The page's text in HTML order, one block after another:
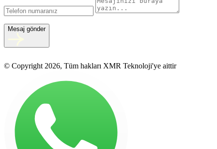
Mesaj gönder
© Copyright 2026, Tüm hakları XMR Teknoloji'ye aittir